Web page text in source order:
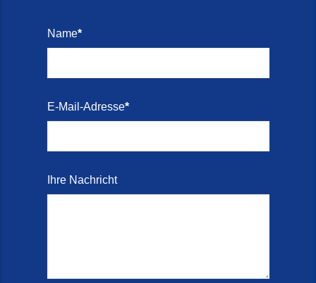
Name*
E-Mail-Adresse*
Ihre Nachricht